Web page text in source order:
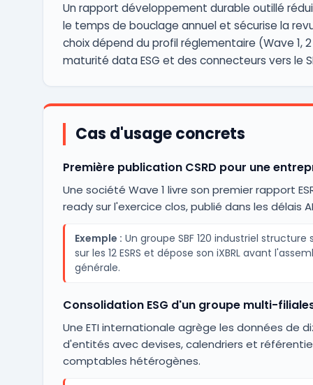
Un rapport développement durable outillé
le temps de bouclage annuel et sécurise la
choix dépend du profil réglementaire (Wave 1,
maturité data ESG et des connecteurs vers le
Cas d'usage concrets
Première publication CSRD pour une
Une société Wave 1 livre son premier rapport
ready sur l'exercice clos, publié dans les délais
Exemple : Un groupe SBF 120 industriel structure
sur les 12 ESRS et dépose son iXBRL avant
générale.
Consolidation ESG d'un groupe multi-
Une ETI internationale agrège les données de
d'entités avec devises, calendriers et
comptables hétérogènes.